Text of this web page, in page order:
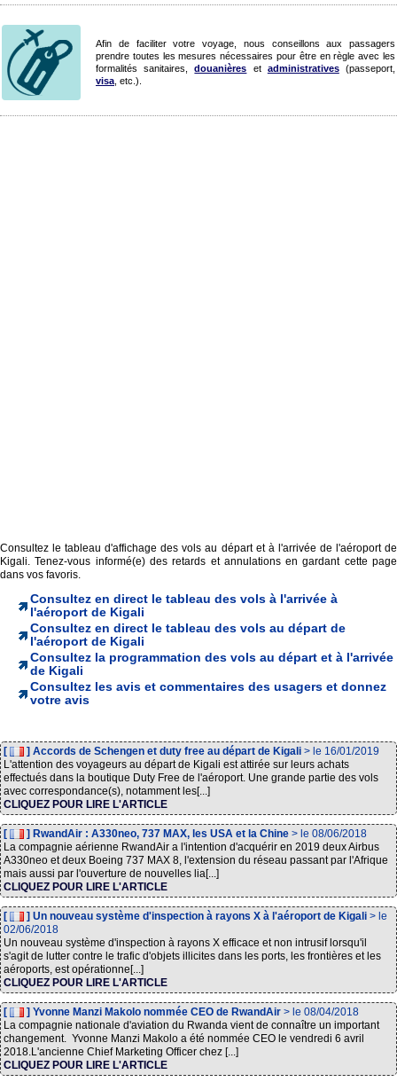
Afin de faciliter votre voyage, nous conseillons aux passagers
prendre toutes les mesures nécessaires pour être en règle avec les
formalités sanitaires,douanières et administratives(passeport,
visa , etc.).
Consultez le tableau d'affichage des vols au départ et à l'arrivée de l'aéroport de
Kigali. Tenez-vous informé(e) des retards et annulations en gardant cette page
dans vos favoris.
Consultez en direct le tableau des vols à l'arrivée à
l'aéroport de Kigali
Consultez en direct le tableau des vols au départ de
l'aéroport de Kigali
Consultez la programmation des vols au départ et à l'arrivée
de Kigali
Consultez les avis et commentaires des usagers et donnez
votre avis
[ ] Accords de Schengen et duty free au départ de Kigali > le 16/01/2019
L'attention des voyageurs au départ de Kigali est attirée sur leurs achats
effectués dans la boutique Duty Free de l'aéroport. Une grande partie des vols
avec correspondance(s), notamment les[...]
CLIQUEZ POUR LIRE L'ARTICLE
[ ] RwandAir : A330neo, 737 MAX, les USA et la Chine > le 08/06/2018
La compagnie aérienne RwandAir a l'intention d'acquérir en 2019 deux Airbus
A330neo et deux Boeing 737 MAX 8, l'extension du réseau passant par l'Afrique
mais aussi par l'ouverture de nouvelles lia[...]
CLIQUEZ POUR LIRE L'ARTICLE
[ ] Un nouveau système d'inspection à rayons X à l'aéroport de Kigali > le
02/06/2018
Un nouveau système d'inspection à rayons X efficace et non intrusif lorsqu'il
s'agit de lutter contre le trafic d'objets illicites dans les ports, les frontières et les
aéroports, est opérationne[...]
CLIQUEZ POUR LIRE L'ARTICLE
[ ] Yvonne Manzi Makolo nommée CEO de RwandAir > le 08/04/2018
La compagnie nationale d'aviation du Rwanda vient de connaître un important
changement. Yvonne Manzi Makolo a été nommée CEO le vendredi 6 avril
2018.L'ancienne Chief Marketing Officer chez [...]
CLIQUEZ POUR LIRE L'ARTICLE